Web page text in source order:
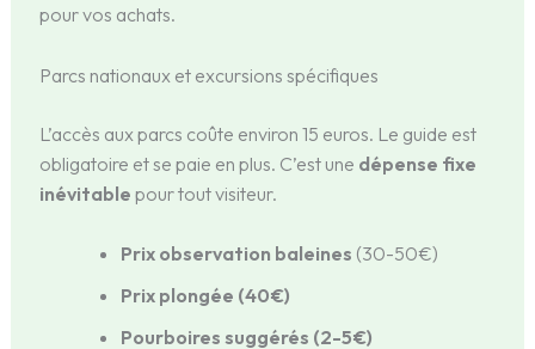
pour vos achats.
Parcs nationaux et excursions spécifiques
L’accès aux parcs coûte environ 15 euros. Le guide est
obligatoire et se paie en plus. C’est une dépense fixe
inévitable pour tout visiteur.
Prix observation baleines (30-50€)
Prix plongée (40€)
Pourboires suggérés (2-5€)